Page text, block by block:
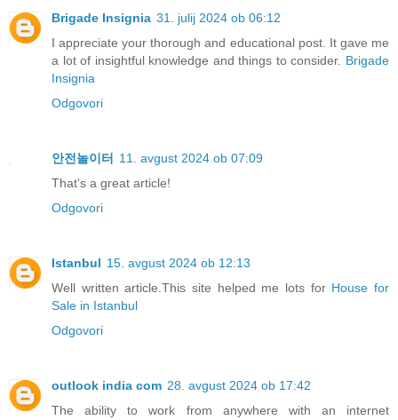
Brigade Insignia 31. julij 2024 ob 06:12
I appreciate your thorough and educational post. It gave me
a lot of insightful knowledge and things to consider. Brigade
Insignia
Odgovori
안전놀이터
11. avgust 2024 ob 07:09
That's a great article!
Odgovori
Istanbul 15. avgust 2024 ob 12:13
Well written article.This site helped me lots for House for
Sale in Istanbul
Odgovori
outlook india com 28. avgust 2024 ob 17:42
The ability to work from anywhere with an internet